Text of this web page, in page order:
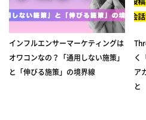
インフルエンサーマーケティングは
オワコンなの？「通用しない施策」
と「伸びる施策」の境界線
く
ア
と